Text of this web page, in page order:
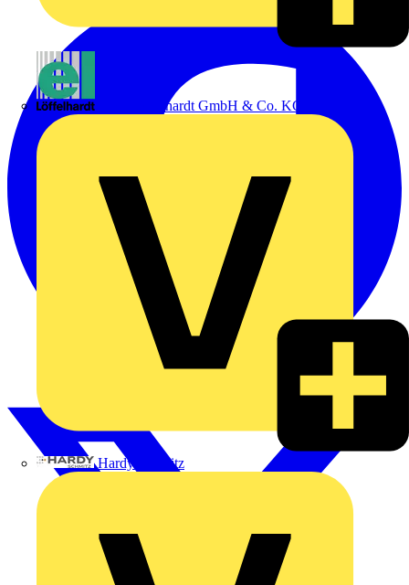
Emil Löffelhardt GmbH & Co. KG
Hardy Schmitz